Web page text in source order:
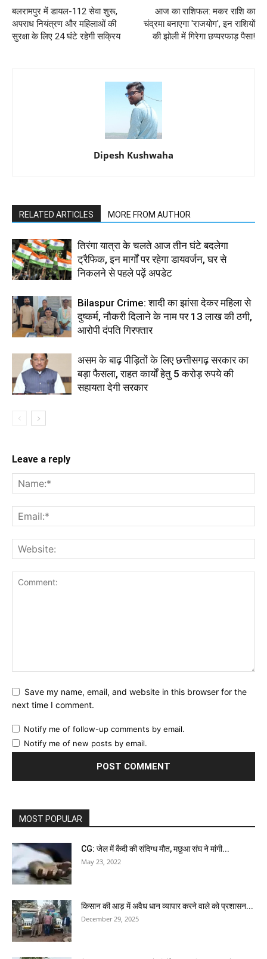
बलरामपुर में डायल-112 सेवा शुरू,
अपराध नियंत्रण और महिलाओं की
सुरक्षा के लिए 24 घंटे रहेगी सक्रिय
आज का राशिफल: मकर राशि का
चंद्रमा बनाएगा 'राजयोग', इन राशियों
की झोली में गिरेगा छप्परफाड़ पैसा!
Dipesh Kushwaha
RELATED ARTICLES MORE FROM AUTHOR
तिरंगा यात्रा के चलते आज तीन घंटे बदलेगा
ट्रैफिक, इन मार्गों पर रहेगा डायवर्जन, घर से
निकलने से पहले पढ़ें अपडेट
Bilaspur Crime: शादी का झांसा देकर महिला से
दुष्कर्म, नौकरी दिलाने के नाम पर 13 लाख की ठगी,
आरोपी दंपति गिरफ्तार
असम के बाढ़ पीड़ितों के लिए छत्तीसगढ़ सरकार का
बड़ा फैसला, राहत कार्यों हेतु 5 करोड़ रुपये की
सहायता देगी सरकार
Leave a reply
Save my name, email, and website in this browser for the
next time I comment.
Notify me of follow-up comments by email.
Notify me of new posts by email.
MOST POPULAR
CG: जेल में कैदी की संदिग्ध मौत, मछुआ संघ ने मांगी...
May 23, 2022
किसान की आड़ में अवैध धान व्यापार करने वाले को प्रशासन...
December 29, 2025